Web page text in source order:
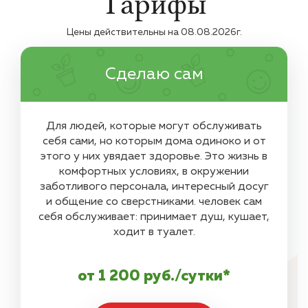
Цены действительны на 08.08.2026г.
Сделаю сам
Для людей, которые могут обслуживать
себя сами, но которым дома одиноко и от
этого у них увядает здоровье. Это жизнь в
комфортных условиях, в окружении
заботливого персонала, интересный досуг
и общение со сверстниками. человек сам
себя обслуживает: принимает душ, кушает,
ходит в туалет.
от 1 200 руб./сутки*